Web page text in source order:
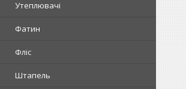
Утеплювачі
Фатин
Фліс
Штапель